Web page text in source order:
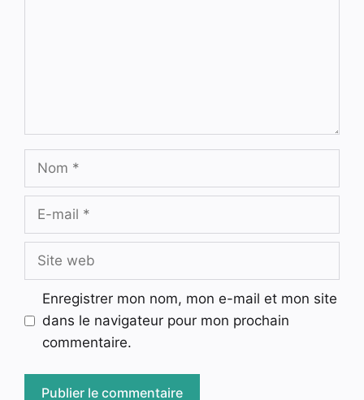
Nom
Site
Enregistrer mon nom, mon e-mail et mon site
dans le navigateur pour mon prochain
commentaire.